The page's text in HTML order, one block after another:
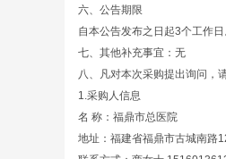
六、公告期限
自本公告发布之日起3个工作日
七、其他补充事宜：无
八、凡对本次采购提出询问，
1.采购人信息
名 称：福鼎市总医院
地址：福建省福鼎市